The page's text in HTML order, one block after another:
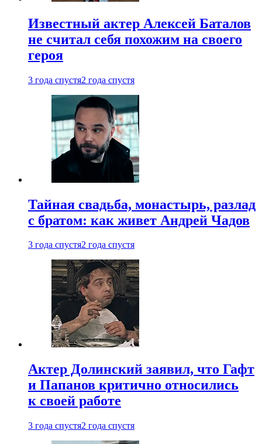
Известный актер Алексей Баталов
не считал себя похожим на своего
героя
3 года спустя2 года спустя
Тайная свадьба, монастырь, разлад
с братом: как живет Андрей Чадов
3 года спустя2 года спустя
Актер Долинский заявил, что Гафт
и Папанов критично относились
к своей работе
3 года спустя2 года спустя